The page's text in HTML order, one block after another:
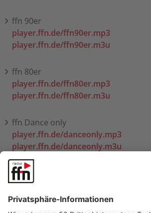
ffn 90er
player.ffn.de/ffn90er.mp3
player.ffn.de/ffn90er.m3u
ffn 80er
player.ffn.de/ffn80er.mp3
player.ffn.de/ffn80er.m3u
ffn Dance only
player.ffn.de/danceonly.mp3
player.ffn.de/danceonly.m3u
ffn rockt!
player.ffn.de/ffnrockt.mp3
player.ffn.de/ffnrockt.m3u